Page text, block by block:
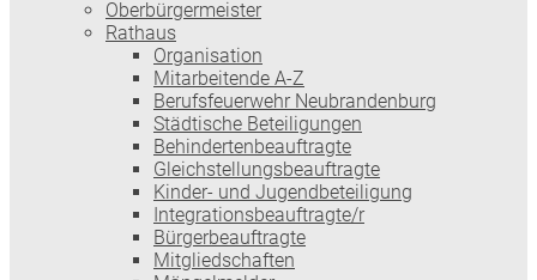
Oberbürgermeister
Rathaus
Organisation
Mitarbeitende A-Z
Berufsfeuerwehr Neubrandenburg
Städtische Beteiligungen
Behindertenbeauftragte
Gleichstellungsbeauftragte
Kinder- und Jugendbeteiligung
Integrationsbeauftragte/r
Bürgerbeauftragte
Mitgliedschaften